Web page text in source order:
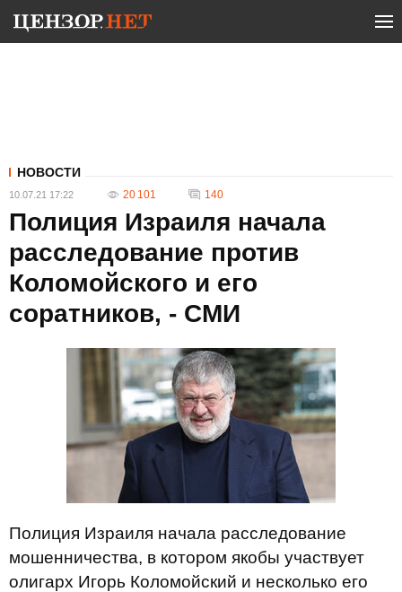
НОВОСТИ
10.07.21 17:22 20 101 140
Полиция Израиля начала
расследование против
Коломойского и его
соратников, - СМИ
Полиция Израиля начала расследование
мошенничества, в котором якобы участвует
олигарх Игорь Коломойский и несколько его